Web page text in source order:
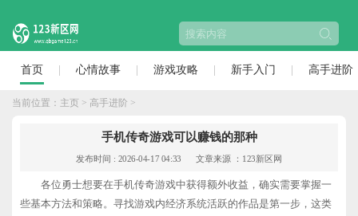
首页 心情故事 游戏攻略 新手入门 高手进阶
当前位置： 主页 > 高手进阶 >
手机传奇游戏可以赚钱的那种
发布时间 : 2026-04-17 04:33 文章来源 ：123新区网
各位勇士想要在手机传奇游戏中获得额外收益，确实需要掌握一
些基本方法和策略。寻找游戏内经济系统活跃的作品是第一步，这类